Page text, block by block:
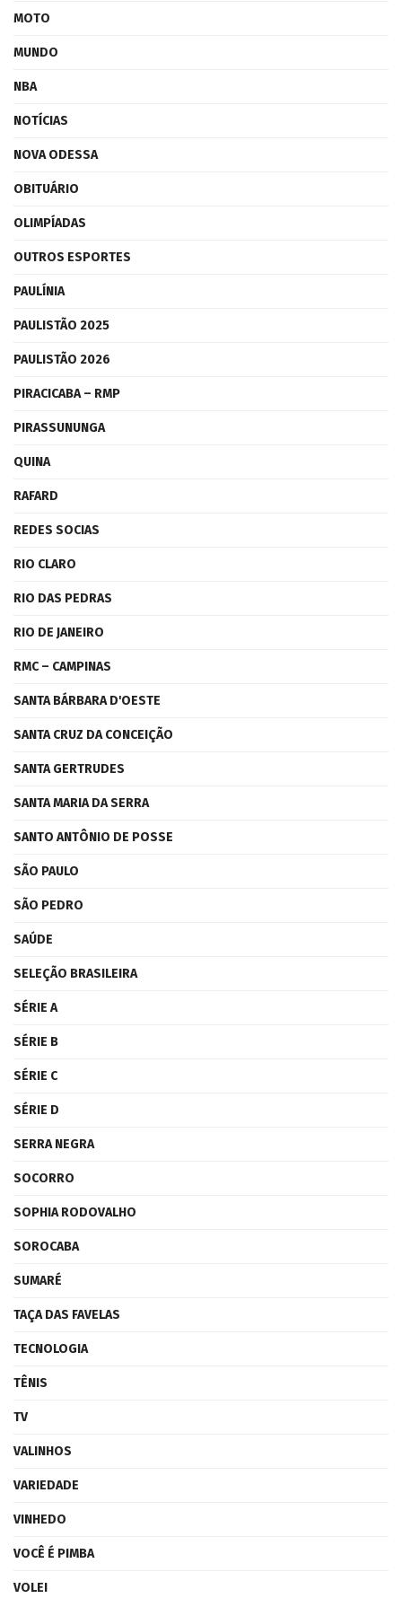
MOTO
MUNDO
NBA
NOTÍCIAS
NOVA ODESSA
OBITUÁRIO
OLIMPÍADAS
OUTROS ESPORTES
PAULÍNIA
PAULISTÃO 2025
PAULISTÃO 2026
PIRACICABA – RMP
PIRASSUNUNGA
QUINA
RAFARD
REDES SOCIAS
RIO CLARO
RIO DAS PEDRAS
RIO DE JANEIRO
RMC – CAMPINAS
SANTA BÁRBARA D'OESTE
SANTA CRUZ DA CONCEIÇÃO
SANTA GERTRUDES
SANTA MARIA DA SERRA
SANTO ANTÔNIO DE POSSE
SÃO PAULO
SÃO PEDRO
SAÚDE
SELEÇÃO BRASILEIRA
SÉRIE A
SÉRIE B
SÉRIE C
SÉRIE D
SERRA NEGRA
SOCORRO
SOPHIA RODOVALHO
SOROCABA
SUMARÉ
TAÇA DAS FAVELAS
TECNOLOGIA
TÊNIS
TV
VALINHOS
VARIEDADE
VINHEDO
VOCÊ É PIMBA
VOLEI